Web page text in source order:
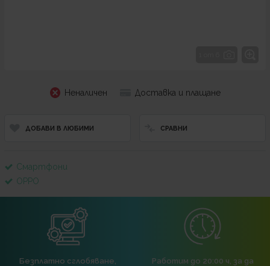
Неналичен Доставка и плащане
ДОБАВИ В ЛЮБИМИ СРАВНИ
Смартфони
OPPO
Безплатно сглобяване,
Работим до 20:00 ч, за да